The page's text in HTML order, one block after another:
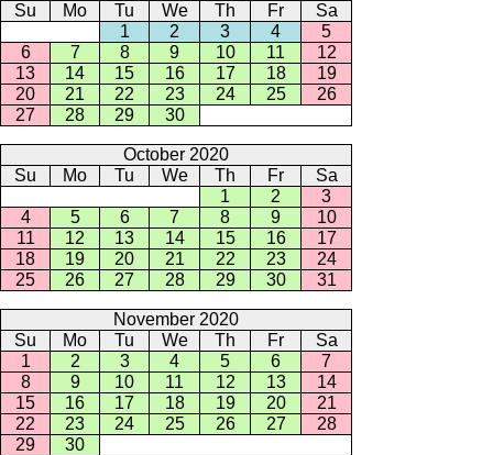
Su
Mo Tu We Th Fr
Sa
1
2 3 4
5
6
7 8 9 10 11
12
13
14 15 16 17 18
19
20
21 22 23 24 25
26
27
28 29 30
October 2020
Su
Mo Tu We Th Fr
Sa
1
2
3
4
5 6 7 8 9
10
11
12 13 14 15 16
17
18
19 20 21 22 23
24
25
26 27 28 29 30 31
November 2020
Su
Mo Tu We Th Fr
Sa
1
2 3 4 5 6
7
8
9 10 11 12 13
14
15
16 17 18 19 20
21
22
23 24 25 26 27
28
29
30